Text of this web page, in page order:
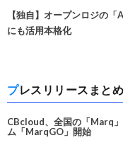
【独自】オープンロジの
にも活用本格化
プレスリリースまと
CBcloud、全国の「Marq
ム「MarqGO」開始